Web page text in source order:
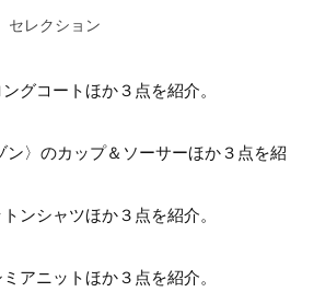
セレクション
ングコートほか３点を紹介。
ン〉のカップ＆ソーサーほか３点を紹
トンシャツほか３点を紹介。
ミアニットほか３点を紹介。